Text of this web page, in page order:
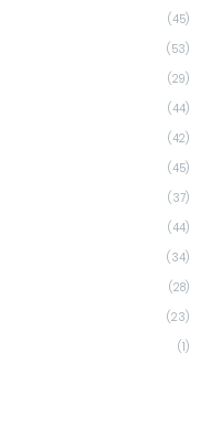
(45)
(53)
(29)
(44)
(42)
(45)
(37)
(44)
(34)
(28)
(23)
(1)